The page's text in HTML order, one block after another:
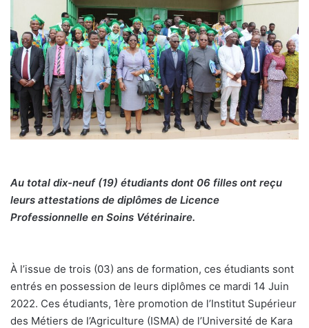
Au total dix-neuf (19) étudiants dont 06 filles ont reçu
leurs attestations de diplômes de Licence
Professionnelle en Soins Vétérinaire.
À l’issue de trois (03) ans de formation, ces étudiants sont
entrés en possession de leurs diplômes ce mardi 14 Juin
2022. Ces étudiants, 1ère promotion de l’Institut Supérieur
des Métiers de l’Agriculture (ISMA) de l’Université de Kara